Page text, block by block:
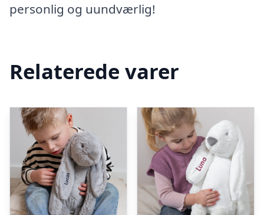
personlig og uundværlig!
Relaterede varer